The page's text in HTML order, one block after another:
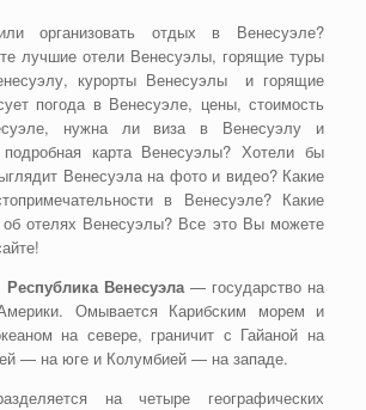
организовать отдых в Венесуэле?
лучшие отели Венесуэлы, горящие туры
курорты Венесуэлы и горящие
погода в Венесуэле, цены, стоимость
нужна ли виза в Венесуэлу и
карта Венесуэлы? Хотели бы
Венесуэла на фото и видео? Какие
в Венесуэле? Какие
отелях Венесуэлы? Все это Вы можете
Венесуэла — государство на
Омывается Карибским морем и
на севере, граничит с Гайаной на
— на юге и Колумбией — на западе.
на четыре географических